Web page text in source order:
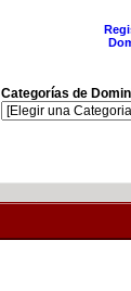
Categorías de